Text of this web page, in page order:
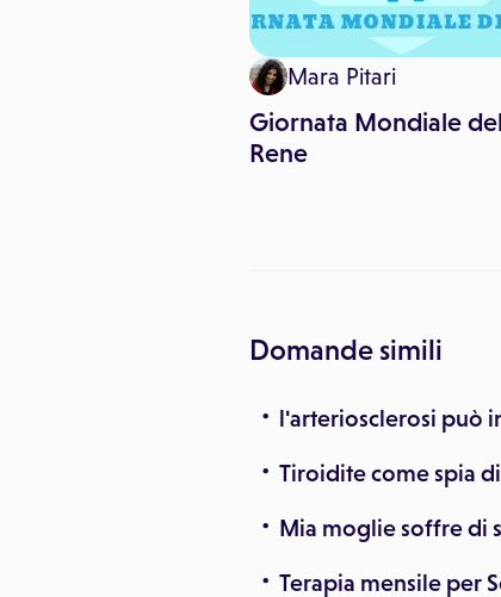
Mara Pitari
Giornata Mondiale del
Rene
Domande simili
l'arteriosclerosi può
Tiroidite come spia
Mia moglie soffre di
Terapia mensile per